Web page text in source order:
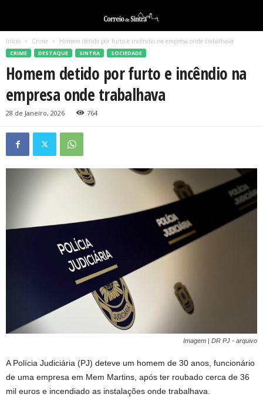
Início Crime Homem detido por furto e incêndio na empresa onde trabalhava
CRIME DESTAQUE SINTRA SOCIEDADE
Homem detido por furto e incêndio na
empresa onde trabalhava
28 de Janeiro, 2026 764
Imagem | DR PJ - arquivo
A Polícia Judiciária (PJ) deteve um homem de 30 anos, funcionário
de uma empresa em Mem Martins, após ter roubado cerca de 36
mil euros e incendiado as instalações onde trabalhava.